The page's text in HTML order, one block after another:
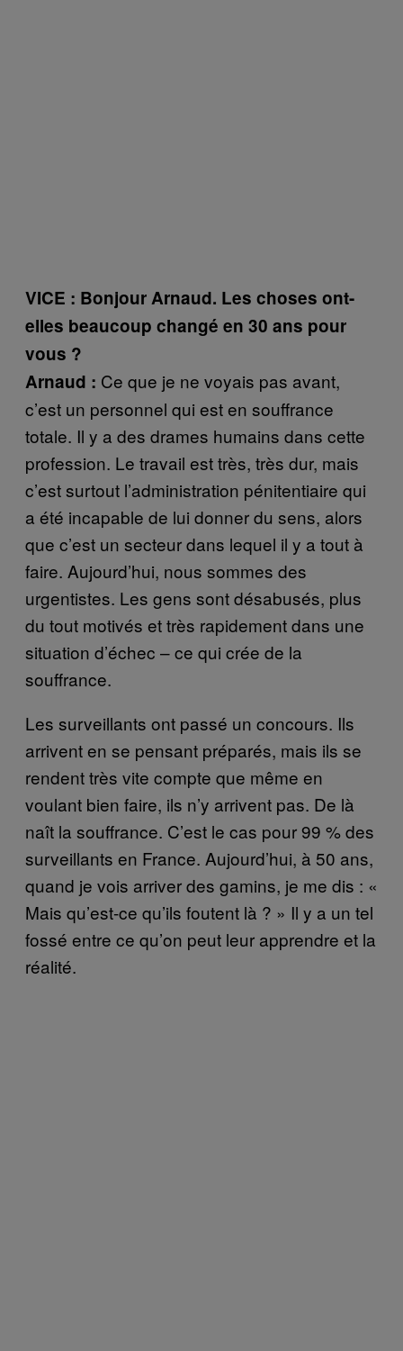
VICE : Bonjour Arnaud. Les choses ont-
elles beaucoup changé en 30 ans pour
vous ?
Arnaud : Ce que je ne voyais pas avant,
c’est un personnel qui est en souffrance
totale. Il y a des drames humains dans cette
profession. Le travail est très, très dur, mais
c’est surtout l’administration pénitentiaire qui
a été incapable de lui donner du sens, alors
que c’est un secteur dans lequel il y a tout à
faire. Aujourd’hui, nous sommes des
urgentistes. Les gens sont désabusés, plus
du tout motivés et très rapidement dans une
situation d’échec – ce qui crée de la
souffrance.
Les surveillants ont passé un concours. Ils
arrivent en se pensant préparés, mais ils se
rendent très vite compte que même en
voulant bien faire, ils n’y arrivent pas. De là
naît la souffrance. C’est le cas pour 99 % des
surveillants en France. Aujourd’hui, à 50 ans,
quand je vois arriver des gamins, je me dis : «
Mais qu’est-ce qu’ils foutent là ? » Il y a un tel
fossé entre ce qu’on peut leur apprendre et la
réalité.